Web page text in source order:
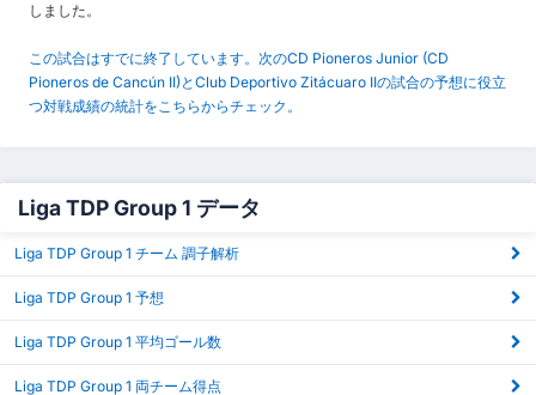
しました。
この試合はすでに終了しています。次のCD Pioneros Junior (CD
Pioneros de Cancún II)とClub Deportivo Zitácuaro IIの試合の予想に役立
つ対戦成績の統計をこちらからチェック。
Liga TDP Group 1 データ
Liga TDP Group 1 チーム 調子解析
Liga TDP Group 1 予想
Liga TDP Group 1 平均ゴール数
Liga TDP Group 1 両チーム得点